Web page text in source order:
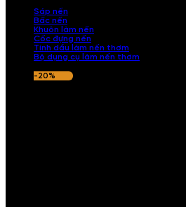
Sáp nến
Bấc nến
Khuôn làm nến
Cốc đựng nến
Tinh dầu làm nến thơm
Bộ dụng cụ làm nến thơm
-20%